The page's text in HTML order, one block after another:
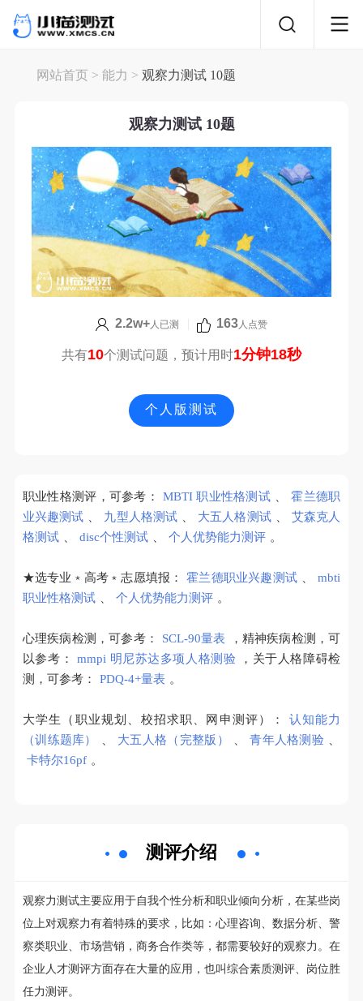
网站首页 > 能力 > 观察力测试 10题
观察力测试 10题
2.2w+人已测 163人点赞
共有10个测试问题，预计用时1分钟18秒
个人版测试
职业性格测评，可参考： MBTI 职业性格测试 、
霍兰德职
业兴趣测试 、 九型人格测试 、 大五人格测试 、
艾森克人
格测试 、 disc个性测试 、 个人优势能力测评 。
★选专业﹡高考﹡志愿填报： 霍兰德职业兴趣测试 、
mbti
职业性格测试 、 个人优势能力测评 。
心理疾病检测，可参考： SCL-90量表
，精神疾病检测，可
以参考：
mmpi 明尼苏达多项人格测验
，关于人格障碍检
测，可参考：
PDQ-4+量表 。
大学生（职业规划、校招求职、网申测评）：
认知能力
（训练题库）
、 大五人格（完整版） 、 青年人格测验 、
卡特尔16pf 。
测评介绍
观察力测试主要应用于自我个性分析和职业倾向分析，在某些岗
位上对观察力有着特殊的要求，比如：心理咨询、数据分析、警
察类职业、市场营销，商务合作类等，都需要较好的观察力。在
企业人才测评方面存在大量的应用，也叫综合素质测评、岗位胜
任力测评。